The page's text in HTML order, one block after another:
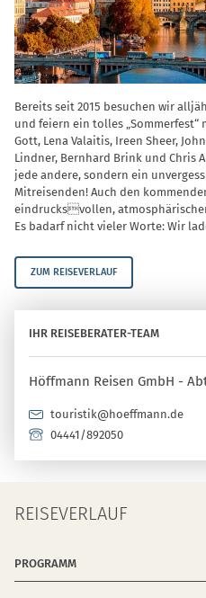
Bereits seit 2015 besuchen wir
und feiern ein tolles „Sommerfest“
Gott, Lena Valaitis, Ireen Sheer,
Lindner, Bernhard Brink und Chris
jede andere, sondern ein
Mitreisenden! Auch den
eindrucksvollen,
Es badarf nicht vieler Worte: Wir
ZUM REISEVERLAUF
IHR REISEBERATER-TEAM
Höffmann Reisen GmbH -
touristik@hoeffmann.de
04441/892050
REISEVERLAUF
PROGRAMM